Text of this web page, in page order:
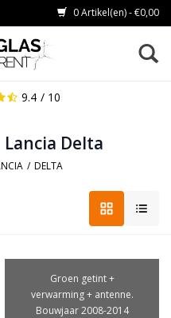
0 Artikel(en) - €0,00
9.4 / 10
Delta
/ DELTA
Groen getint +
verwarming + antenne.
Bouwjaar 2008-2014